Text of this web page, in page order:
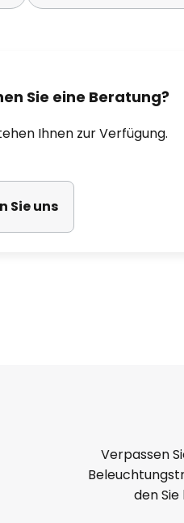
Sie eine Beratung?
Ihnen zur Verfügung.
Sie uns
Verpassen
den